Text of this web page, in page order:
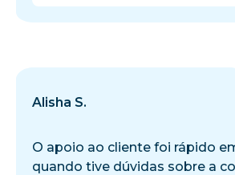
Alisha S.
O apoio ao cliente foi rápido
quando tive dúvidas sobre a